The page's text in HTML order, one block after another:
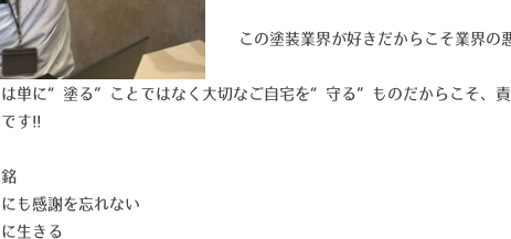
この塗装業界が好きだからこそ業界の
は単に“塗る”ことではなく大切なご自宅を“守る”ものだからこそ、
す!!
にも感謝を忘れない
に生きる